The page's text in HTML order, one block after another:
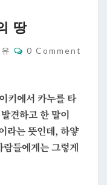
땅
Comments
0 Comment
키에서 카누를 타
견하고 한 말이
라는 뜻인데, 하얗
들에게는 그렇게